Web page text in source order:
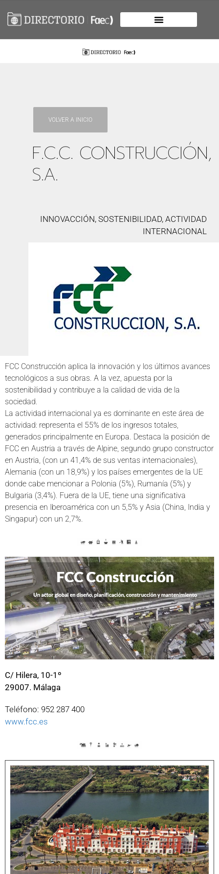
VOLVER A INICIO
F.C.C. CONSTRUCCIÓN,
S.A.
INNOVACCIÓN, SOSTENIBILIDAD, ACTIVIDAD
INTERNACIONAL
FCC Construcción aplica la innovación y los últimos avances
tecnológicos a sus obras. A la vez, apuesta por la
sostenibilidad y contribuye a la calidad de vida de la
sociedad.
La actividad internacional ya es dominante en este área de
actividad: representa el 55% de los ingresos totales,
generados principalmente en Europa. Destaca la posición de
FCC en Austria a través de Alpine, segundo grupo constructor
en Austria, (con un 41,4% de sus ventas internacionales),
Alemania (con un 18,9%) y los países emergentes de la UE
donde cabe mencionar a Polonia (5%), Rumanía (5%) y
Bulgaria (3,4%). Fuera de la UE, tiene una significativa
presencia en Iberoamérica con un 5,5% y Asia (China, India y
Singapur) con un 2,7%.
C/ Hilera, 10-1º
29007. Málaga
Teléfono: 952 287 400
www.fcc.es